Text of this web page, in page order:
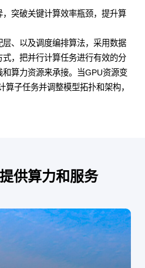
突破关键计算效率瓶颈，提升算
、以及调度编排算法，采用数据
，把并行计算任务进行有效的分
算力资源来承接。当GPU资源变
子任务并调整模型拓扑和架构，
供算力和服务